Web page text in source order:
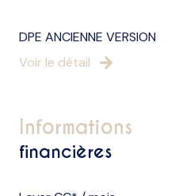
DPE ANCIENNE VERSION
Voir le détail
informations
financières